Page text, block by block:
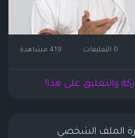
0 التعليقات
والتعليق على هذا!
الملف الشخصي